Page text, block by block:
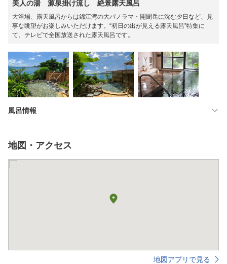
美人の湯 源泉掛け流し 絶景露天風呂
大浴場、露天風呂からは錦江湾の大パノラマ・開聞岳に沈む夕日など、見
事な眺望がお楽しみいただけます。“初日の出が見える露天風呂”特集に
て、テレビで全国放送された露天風呂です。
風呂情報
地図・アクセス
地図アプリで見る